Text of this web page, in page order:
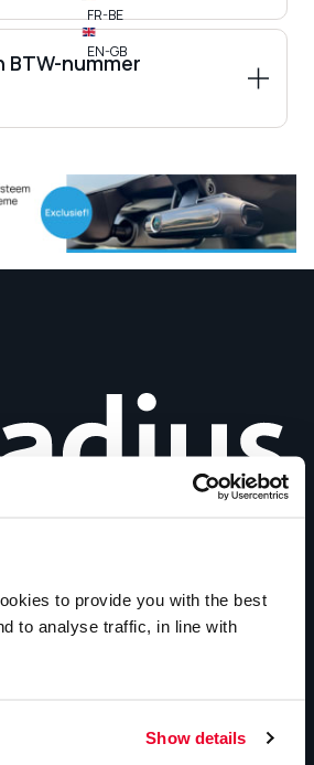
to provide you with the best
to analyse traffic, in line with
Show details
FR-BE
EN-GB
Velocity
BTW-nummer
Hulp